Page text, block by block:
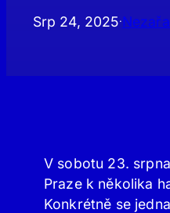
Srp 24, 2025·
V sobotu 23.
Praze k několika
Konkrétně se